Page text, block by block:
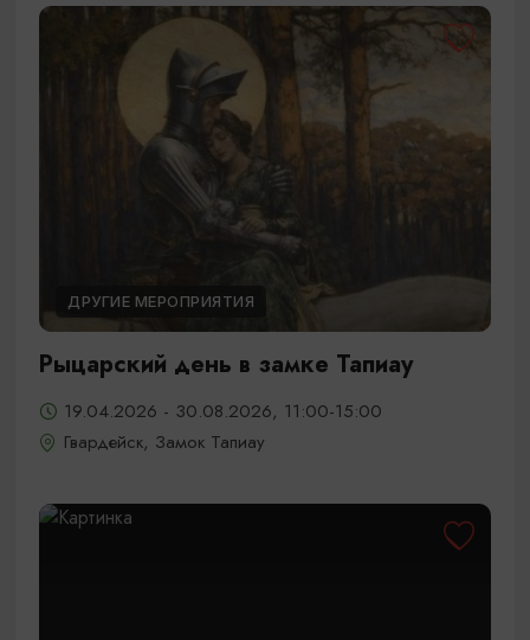
ДРУГИЕ МЕРОПРИЯТИЯ
Рыцарский день в замке Тапиау
19.04.2026 - 30.08.2026, 11:00-15:00
Гвардейск, Замок Тапиау